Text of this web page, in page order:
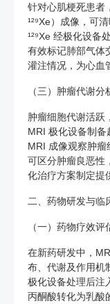
针对心肌梗死患者
¹²⁹Xe）成像，可
¹²⁹Xe 经极化设备
有效标记肺部气体
灌注情况，为心血
（三）肿瘤代谢分
肿瘤细胞代谢活跃
MRI 极化设备制
MRI 成像观察肿瘤
可区分肿瘤良恶性
化治疗方案制定提
二、药物研发与临
（一）药物疗效评
在新药研发中，
布、代谢及作用机
极化设备处理后注
丙酮酸转化为乳酸